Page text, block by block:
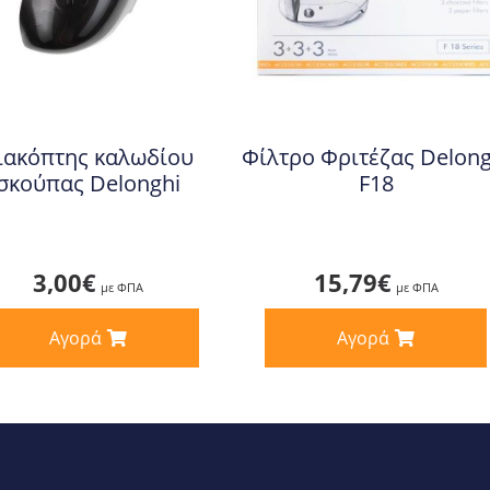
καλωδίου
Delonghi
3,00€ με ΦΠΑ
Αγορά
Φίλτρο Φριτέζας
F18
15,79€ με ΦΠΑ
Αγορά